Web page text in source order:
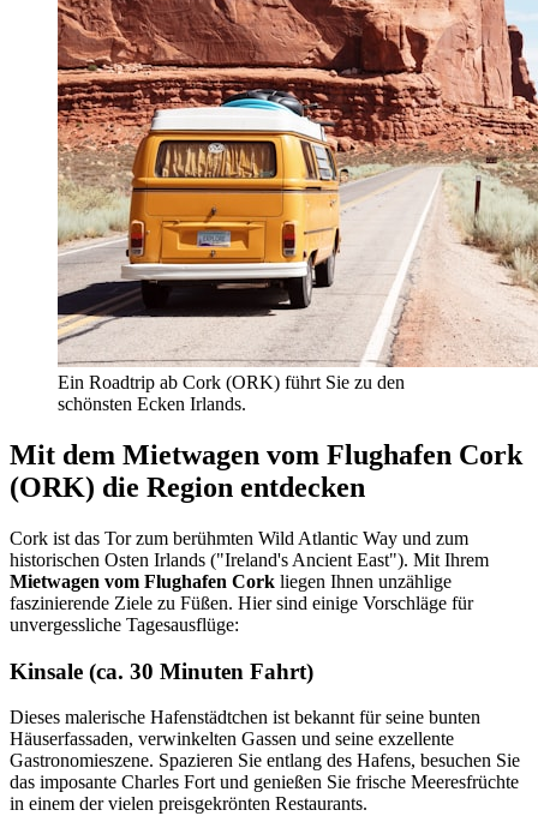
Ein Roadtrip ab Cork (ORK) führt Sie zu den
schönsten Ecken Irlands.
Mit dem Mietwagen vom Flughafen Cork
(ORK) die Region entdecken
Cork ist das Tor zum berühmten Wild Atlantic Way und zum
historischen Osten Irlands ("Ireland's Ancient East"). Mit Ihrem
Mietwagen vom Flughafen Cork liegen Ihnen unzählige
faszinierende Ziele zu Füßen. Hier sind einige Vorschläge für
unvergessliche Tagesausflüge:
Kinsale (ca. 30 Minuten Fahrt)
Dieses malerische Hafenstädtchen ist bekannt für seine bunten
Häuserfassaden, verwinkelten Gassen und seine exzellente
Gastronomieszene. Spazieren Sie entlang des Hafens, besuchen Sie
das imposante Charles Fort und genießen Sie frische Meeresfrüchte
in einem der vielen preisgekrönten Restaurants.